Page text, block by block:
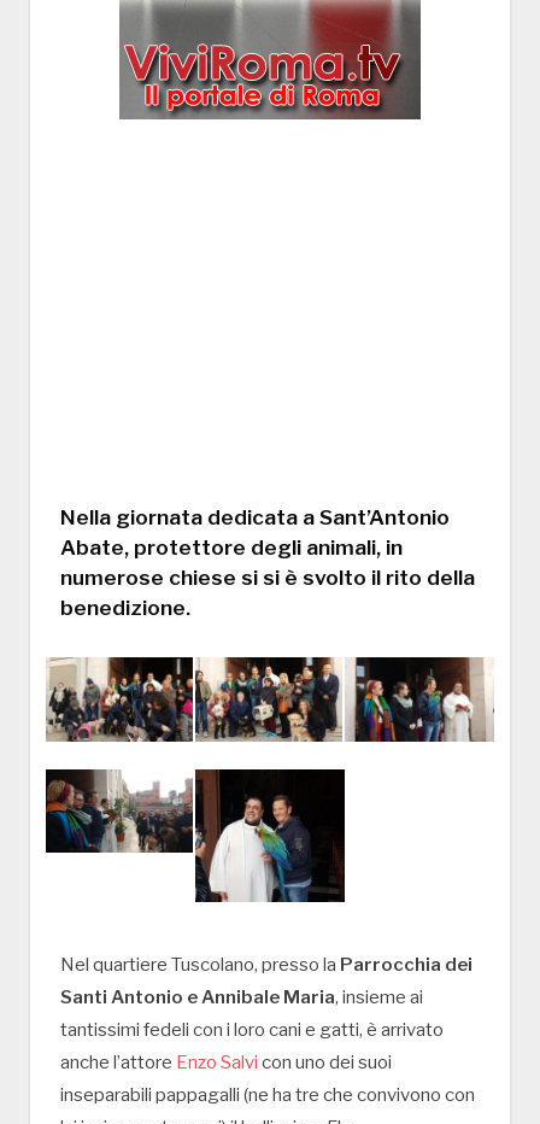
Nella giornata dedicata a Sant’Antonio
Abate, protettore degli animali, in
numerose chiese si si è svolto il rito della
benedizione.
Nel quartiere Tuscolano, presso la Parrocchia dei
Santi Antonio e Annibale Maria, insieme ai
tantissimi fedeli con i loro cani e gatti, è arrivato
anche l’attore Enzo Salvi con uno dei suoi
inseparabili pappagalli (ne ha tre che convivono con